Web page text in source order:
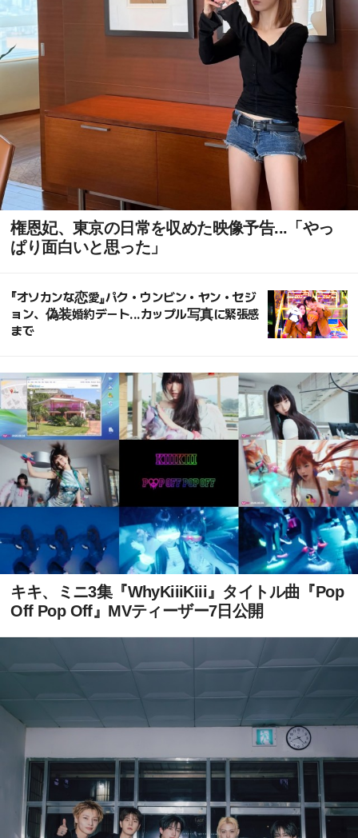
権恩妃、東京の日常を収めた映像予告...「やっ
ぱり面白いと思った」
『オソカンな恋愛』パク・ウンビン・ヤン・セジ
ョン、偽装婚約デート...カップル写真に緊張感
まで
キキ、ミニ3集『WhyKiiiKiii』タイトル曲『Pop
Off Pop Off』MVティーザー7日公開